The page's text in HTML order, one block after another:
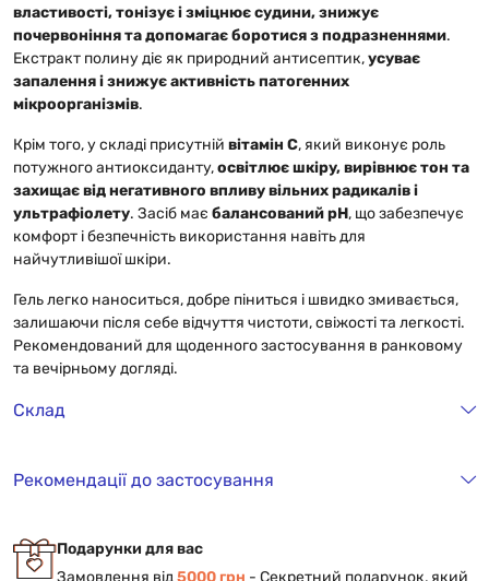
властивості, тонізує і зміцнює судини, знижує
почервоніння та допомагає боротися з подразненнями.
Екстракт полину діє як природний антисептик,усуває
запалення і знижує активність патогенних
мікроорганізмів.
Крім того, у складі присутній вітамін С, який виконує роль
потужного антиоксиданту,освітлює шкіру, вирівнює тон та
захищає від негативного впливу вільних радикалів і
ультрафіолету. Засіб має балансований pH, що забезпечує
комфорт і безпечність використання навіть для
найчутливішої шкіри.
Гель легко наноситься, добре піниться і швидко змивається,
залишаючи після себе відчуття чистоти, свіжості та легкості.
Рекомендований для щоденного застосування в ранковому
та вечірньому догляді.
Склад
Рекомендації до застосування
Подарунки для вас
Замовлення від5000 грн - Cекретний подарунок, який